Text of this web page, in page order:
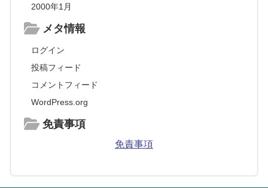
2000年1月
メタ情報
ログイン
投稿フィード
コメントフィード
WordPress.org
免責事項
免責事項